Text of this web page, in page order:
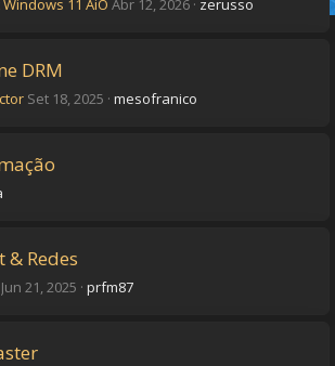
11 AiO Abr 12, 2026 zerusso
DRM
Set 18, 2025 mesofranico
& Redes
Jun 21, 2025 prfm87